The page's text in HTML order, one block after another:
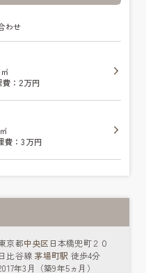
わせ
：2万円
費：3万円
京都中央区 日本橋兜町２０
日比谷線 茅場町駅 徒歩4分
年3月（築9年5ヵ月）